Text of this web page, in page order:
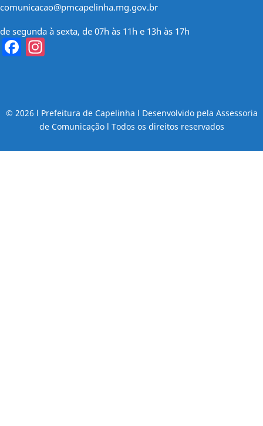
comunicacao@pmcapelinha.mg.gov.br
de segunda à sexta, de 07h às 11h e 13h às 17h
Facebook
© 2026 l Prefeitura de Capelinha l Desenvolvido pela Assessoria
de Comunicação l Todos os direitos reservados